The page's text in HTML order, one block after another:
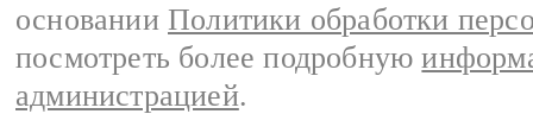
основании Политики обработки
посмотреть более подробную
администрацией.